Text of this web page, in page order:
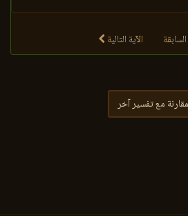
الآية التالية
مع تفسير آخر